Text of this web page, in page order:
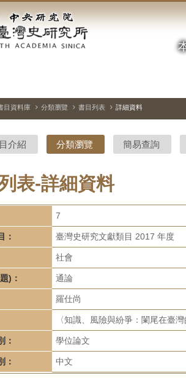
目資料庫 分類瀏覽 書目列表 詳細資料
介紹 分類瀏覽 簡易查詢
表-詳細資料
7
： 臺灣史研究文獻類目 2017 年度
社會
)： 通論
羅仕尚
〈知識、風險與紛爭：闌尾在臺
： 學位論文
： 中文